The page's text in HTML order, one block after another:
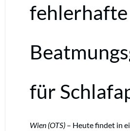
fehlerhafte
für
Wien (OTS) – Heute findet in